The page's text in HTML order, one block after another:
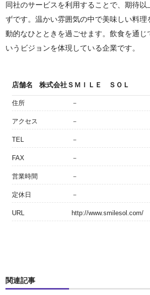
同社のサービスを利用することで、期待以
ずです。温かい雰囲気の中で美味しい料理
動的なひとときを過ごせます。飲食を通じ
いうビジョンを体現している企業です。
店舗名 株式会社ＳＭＩＬＥ ＳＯＬ
住所 －
アクセス －
TEL －
FAX －
営業時間 －
定休日 －
URL http://www.smilesol.com/
関連記事